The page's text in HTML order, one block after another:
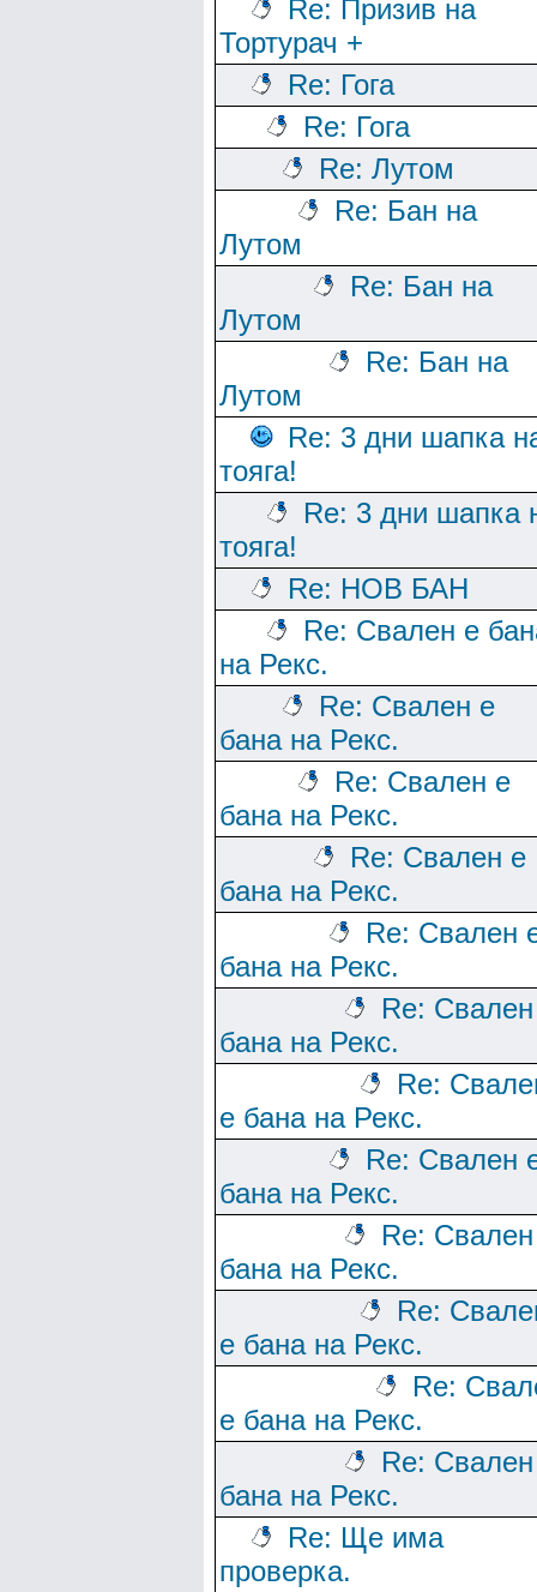
Re: Призив на
Тортурач +
Re: Гога
Re: Гога
Re: Лутом
Re: Бан на
Лутом
Re: Бан на
Лутом
Re: Бан на
Лутом
Re: 3 дни шапка
тояга!
Re: 3 дни шапка
тояга!
Re: НОВ БАН
Re: Свален е
на Рекс.
Re: Свален е
бана на Рекс.
Re: Свален е
бана на Рекс.
Re: Свален е
бана на Рекс.
Re: Свален
бана на Рекс.
Re:
бана на Рекс.
Re:
е бана на Рекс.
Re: Свален
бана на Рекс.
Re:
бана на Рекс.
Re:
е бана на Рекс.
Re:
е бана на Рекс.
Re:
бана на Рекс.
Re: Ще има
проверка.